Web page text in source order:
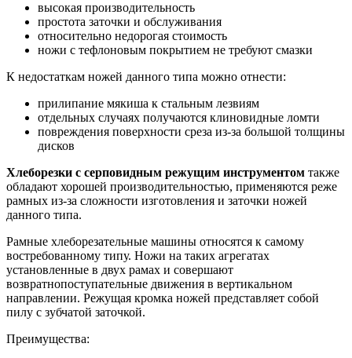
высокая производительность
простота заточки и обслуживания
относительно недорогая стоимость
ножи с тефлоновым покрытием не требуют смазки
К недостаткам ножей данного типа можно отнести:
прилипание мякиша к стальным лезвиям
отдельных случаях получаются клиновидные ломти
повреждения поверхности среза из-за большой толщины
дисков
Хлеборезки с серповидным режущим инструментом также
обладают хорошей производительностью, применяются реже
рамных из-за сложности изготовления и заточки ножей
данного типа.
Рамные хлеборезательные машины относятся к самому
востребованному типу. Ножи на таких агрегатах
установленные в двух рамах и совершают
возвратнопоступательные движения в вертикальном
направлении. Режущая кромка ножей представляет собой
пилу с зубчатой заточкой.
Преимущества: